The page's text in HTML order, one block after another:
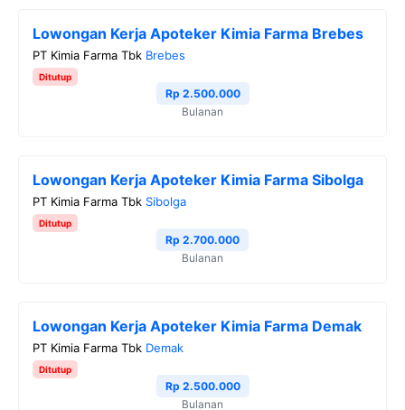
Lowongan Kerja Apoteker Kimia Farma Brebes
PT Kimia Farma Tbk Brebes
Ditutup
Rp 2.500.000
Bulanan
Lowongan Kerja Apoteker Kimia Farma Sibolga
PT Kimia Farma Tbk Sibolga
Ditutup
Rp 2.700.000
Bulanan
Lowongan Kerja Apoteker Kimia Farma Demak
PT Kimia Farma Tbk Demak
Ditutup
Rp 2.500.000
Bulanan